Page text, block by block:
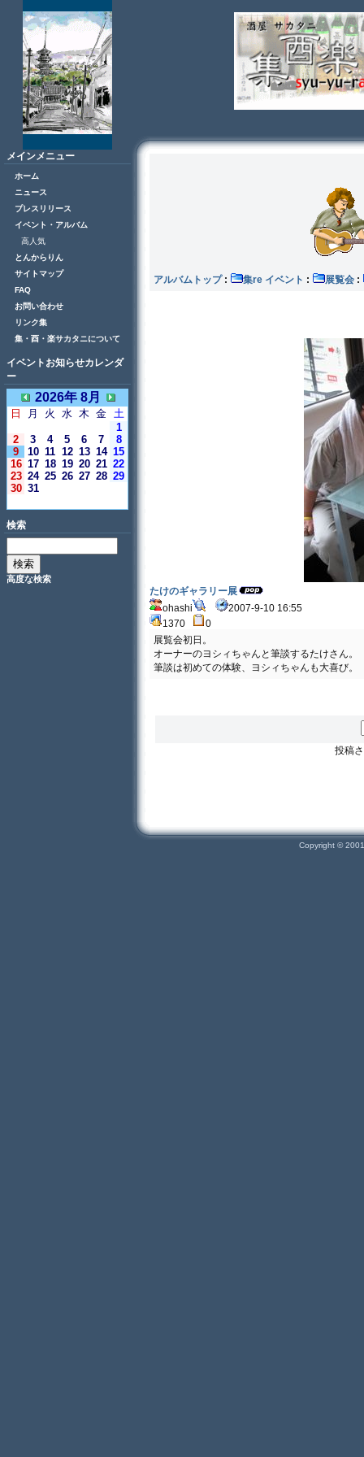
メインメニュー
ホーム
ニュース
プレスリリース
イベント・アルバム
高人気
とんからりん
サイトマップ
FAQ
お問い合わせ
リンク集
集・酉・楽サカタニについて
イベントお知らせカレンダ
ー
2026年 8月
日 月 火 水 木 金 土
1
2
3 4 5 6 7
8
9
10 11 12 13 14 15
16 17 18 19 20 21 22
23 24 25 26 27 28 29
30 31
検索
高度な検索
アルバムトップ: 集re イベント : 展覧会 :
たけのギャラリー展
ohashi
2007-9-10 16:55
1370
0
展覧会初日。
オーナーのヨシィちゃんと筆談するたけさん。
筆談は初めての体験、ヨシィちゃんも大喜び。
投稿
Copyright ©